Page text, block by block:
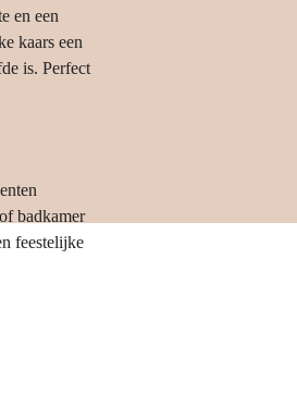
en een
kaars een
is. Perfect
badkamer
feestelijke